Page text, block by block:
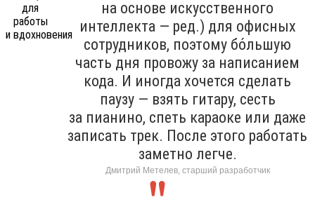
на основе искусственного
интеллекта — ред.) для офисных
сотрудников, поэтому бо́льшую
часть дня провожу за написанием
кода. И иногда хочется сделать
паузу — взять гитару, сесть
за пианино, спеть караоке или даже
записать трек. После этого работать
заметно легче.
Дмитрий Метелев, старший разработчик